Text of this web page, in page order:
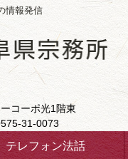
情報発信
コーポ光1階東
31-0073
テレフォン法話